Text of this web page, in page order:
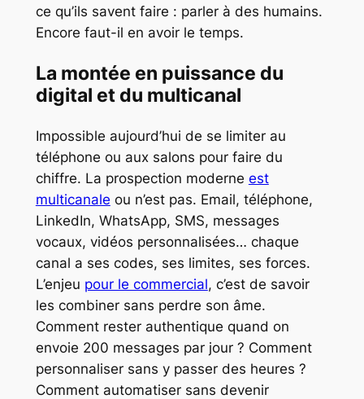
ce qu’ils savent faire : parler à des humains.
Encore faut-il en avoir le temps.
La montée en puissance du
digital et du multicanal
Impossible aujourd’hui de se limiter au
téléphone ou aux salons pour faire du
chiffre. La prospection moderne est
multicanale ou n’est pas. Email, téléphone,
LinkedIn, WhatsApp, SMS, messages
vocaux, vidéos personnalisées… chaque
canal a ses codes, ses limites, ses forces.
L’enjeu pour le commercial, c’est de savoir
les combiner sans perdre son âme.
Comment rester authentique quand on
envoie 200 messages par jour ? Comment
personnaliser sans y passer des heures ?
Comment automatiser sans devenir